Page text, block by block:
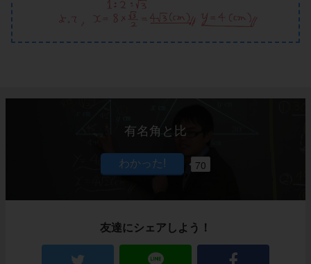
有名角と比
70
友達にシェアしよう！